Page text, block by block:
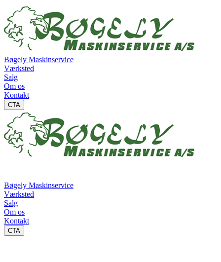
Bøgely Maskinservice
Værksted
Salg
Om os
Kontakt
CTA
Bøgely Maskinservice
Værksted
Salg
Om os
Kontakt
CTA